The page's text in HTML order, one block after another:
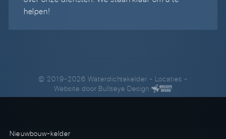
helpen!
© 2019-2026 Waterdichtekelder- Locaties -
Website door Bullseye Design
Nieuwbouw-kelder